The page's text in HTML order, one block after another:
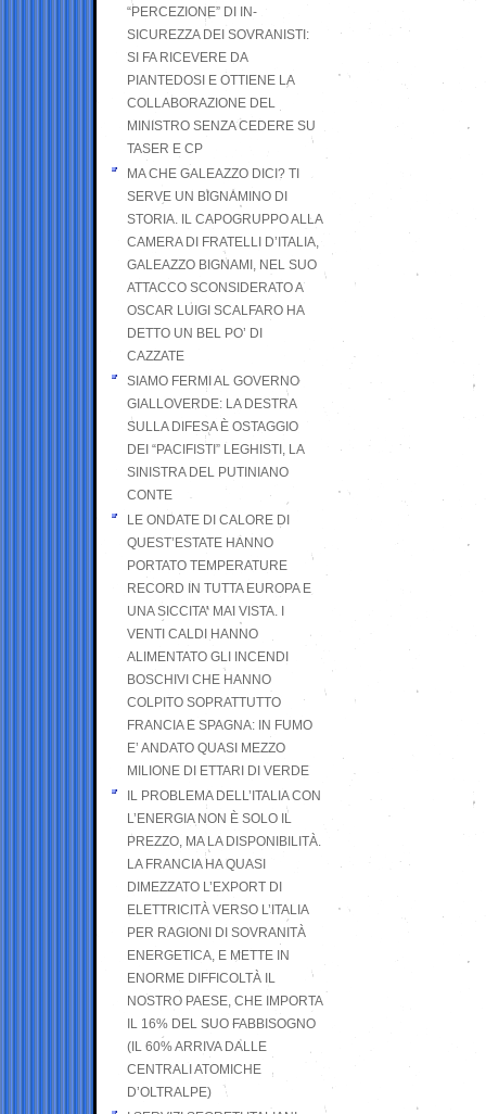
“PERCEZIONE” DI IN-
SICUREZZA DEI SOVRANISTI:
SI FA RICEVERE DA
PIANTEDOSI E OTTIENE LA
COLLABORAZIONE DEL
MINISTRO SENZA CEDERE SU
TASER E CP
MA CHE GALEAZZO DICI? TI
SERVE UN BIGNAMINO DI
STORIA. IL CAPOGRUPPO ALLA
CAMERA DI FRATELLI D’ITALIA,
GALEAZZO BIGNAMI, NEL SUO
ATTACCO SCONSIDERATO A
OSCAR LUIGI SCALFARO HA
DETTO UN BEL PO’ DI
CAZZATE
SIAMO FERMI AL GOVERNO
GIALLOVERDE: LA DESTRA
SULLA DIFESA È OSTAGGIO
DEI “PACIFISTI” LEGHISTI, LA
SINISTRA DEL PUTINIANO
CONTE
LE ONDATE DI CALORE DI
QUEST’ESTATE HANNO
PORTATO TEMPERATURE
RECORD IN TUTTA EUROPA E
UNA SICCITA’ MAI VISTA. I
VENTI CALDI HANNO
ALIMENTATO GLI INCENDI
BOSCHIVI CHE HANNO
COLPITO SOPRATTUTTO
FRANCIA E SPAGNA: IN FUMO
E’ ANDATO QUASI MEZZO
MILIONE DI ETTARI DI VERDE
IL PROBLEMA DELL’ITALIA CON
L’ENERGIA NON È SOLO IL
PREZZO, MA LA DISPONIBILITÀ.
LA FRANCIA HA QUASI
DIMEZZATO L’EXPORT DI
ELETTRICITÀ VERSO L’ITALIA
PER RAGIONI DI SOVRANITÀ
ENERGETICA, E METTE IN
ENORME DIFFICOLTÀ IL
NOSTRO PAESE, CHE IMPORTA
IL 16% DEL SUO FABBISOGNO
(IL 60% ARRIVA DALLE
CENTRALI ATOMICHE
D’OLTRALPE)